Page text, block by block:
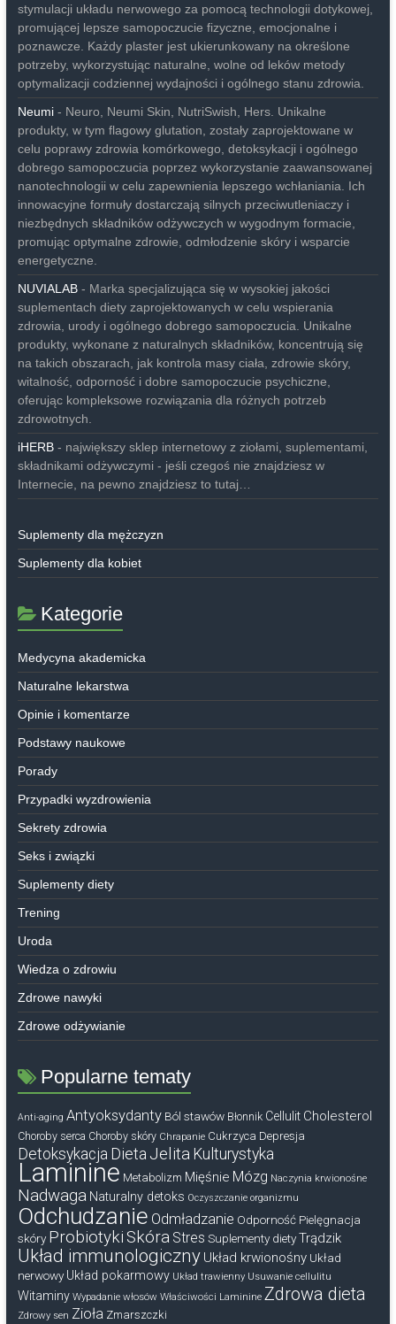
stymulacji układu nerwowego za pomocą technologii dotykowej,
promującej lepsze samopoczucie fizyczne, emocjonalne i
poznawcze. Każdy plaster jest ukierunkowany na określone
potrzeby, wykorzystując naturalne, wolne od leków metody
optymalizacji codziennej wydajności i ogólnego stanu zdrowia.
Neumi- Neuro, Neumi Skin, NutriSwish, Hers. Unikalne
produkty, w tym flagowy glutation, zostały zaprojektowane w
celu poprawy zdrowia komórkowego, detoksykacji i ogólnego
dobrego samopoczucia poprzez wykorzystanie zaawansowanej
nanotechnologii w celu zapewnienia lepszego wchłaniania. Ich
innowacyjne formuły dostarczają silnych przeciwutleniaczy i
niezbędnych składników odżywczych w wygodnym formacie,
promując optymalne zdrowie, odmłodzenie skóry i wsparcie
energetyczne.
NUVIALAB- Marka specjalizująca się w wysokiej jakości
suplementach diety zaprojektowanych w celu wspierania
zdrowia, urody i ogólnego dobrego samopoczucia. Unikalne
produkty, wykonane z naturalnych składników, koncentrują się
na takich obszarach, jak kontrola masy ciała, zdrowie skóry,
witalność, odporność i dobre samopoczucie psychiczne,
oferując kompleksowe rozwiązania dla różnych potrzeb
zdrowotnych.
iHERB- największy sklep internetowy z ziołami, suplementami,
składnikami odżywczymi - jeśli czegoś nie znajdziesz w
Internecie, na pewno znajdziesz to tutaj…
Suplementy dla mężczyzn
Suplementy dla kobiet
Kategorie
Medycyna akademicka
Naturalne lekarstwa
Opinie i komentarze
Podstawy naukowe
Porady
Przypadki wyzdrowienia
Sekrety zdrowia
Seks i związki
Suplementy diety
Trening
Uroda
Wiedza o zdrowiu
Zdrowe nawyki
Zdrowe odżywianie
Popularne tematy
Anti-aging Antyoksydanty Ból stawów Błonnik Cellulit Cholesterol
Choroby serca Choroby skóry Chrapanie Cukrzyca Depresja
Detoksykacja Dieta Jelita Kulturystyka
Laminine Metabolizm Mięśnie Mózg Naczynia krwionośne
Nadwaga Naturalny detoks Oczyszczanie organizmu
Odchudzanie Odmładzanie Odporność Pielęgnacja
skóry Probiotyki Skóra Stres Suplementy diety Trądzik
Układ immunologiczny Układ krwionośny Układ
nerwowy Układ pokarmowy Układ trawienny Usuwanie cellulitu
Witaminy Wypadanie włosów Właściwości Laminine Zdrowa dieta
Zdrowy sen Zioła Zmarszczki